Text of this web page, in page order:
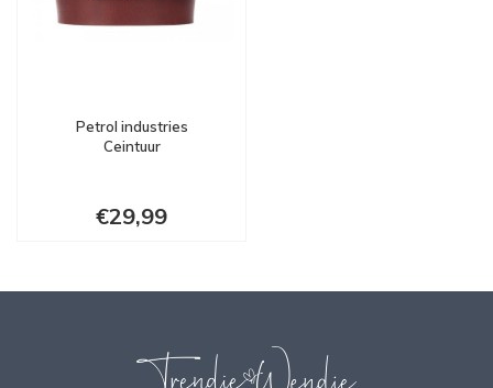
Petrol industries
Ceintuur
€29,99